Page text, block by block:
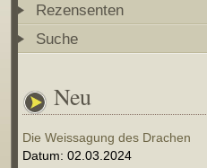
Rezensenten
Suche
Neu
Die Weissagung des Drachen
Datum: 02.03.2024